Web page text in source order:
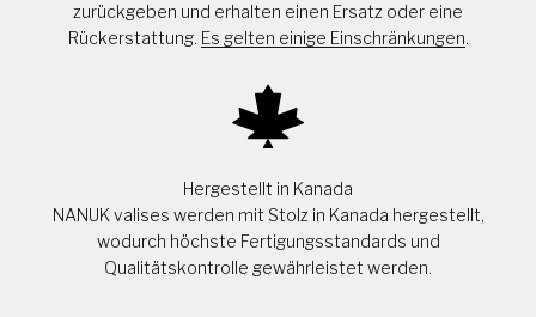
zurückgeben und erhalten einen Ersatz oder eine
Rückerstattung. Es gelten einige Einschränkungen.
Hergestellt in Kanada
NANUK valises werden mit Stolz in Kanada hergestellt,
wodurch höchste Fertigungsstandards und
Qualitätskontrolle gewährleistet werden.